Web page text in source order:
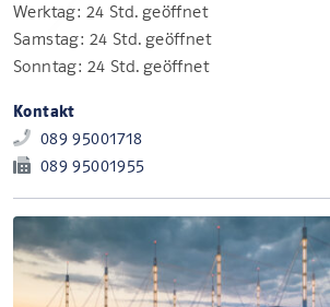
Werktag: 24 Std. geöffnet
Samstag: 24 Std. geöffnet
Sonntag: 24 Std. geöffnet
Kontakt
089 95001718
089 95001955